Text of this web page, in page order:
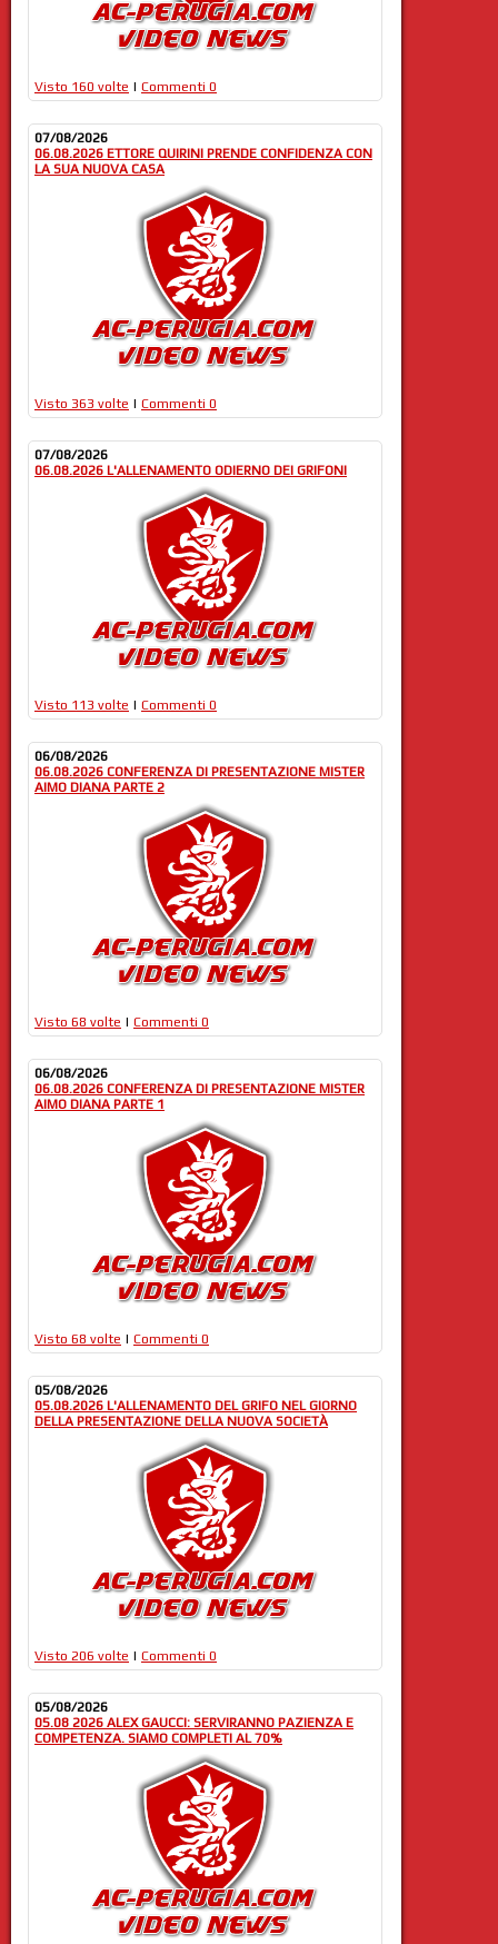
Visto 160 volte | Commenti 0
07/08/2026
06.08.2026 ETTORE QUIRINI PRENDE CONFIDENZA CON
LA SUA NUOVA CASA
Visto 363 volte | Commenti 0
07/08/2026
06.08.2026 L'ALLENAMENTO ODIERNO DEI GRIFONI
Visto 113 volte | Commenti 0
06/08/2026
06.08.2026 CONFERENZA DI PRESENTAZIONE MISTER
AIMO DIANA PARTE 2
Visto 68 volte | Commenti 0
06/08/2026
06.08.2026 CONFERENZA DI PRESENTAZIONE MISTER
AIMO DIANA PARTE 1
Visto 68 volte | Commenti 0
05/08/2026
05.08.2026 L'ALLENAMENTO DEL GRIFO NEL GIORNO
DELLA PRESENTAZIONE DELLA NUOVA SOCIETÀ
Visto 206 volte | Commenti 0
05/08/2026
05.08 2026 ALEX GAUCCI: SERVIRANNO PAZIENZA E
COMPETENZA. SIAMO COMPLETI AL 70%